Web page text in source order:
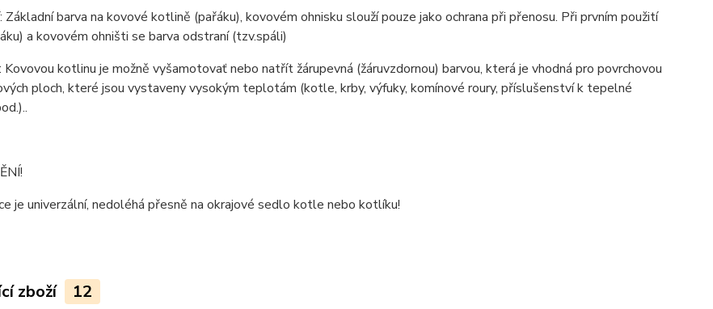
Základní barva na kovové kotlině (pařáku), kovovém ohnisku slouží pouze jako ochrana při přenosu. Při prvním použití
a kovovém ohništi se barva odstraní (tzv.spáli)
Kovovou kotlinu je možně vyšamotovať nebo natřít žárupevná (žáruvzdornou) barvou, která je vhodná pro povrchovou
ploch, které jsou vystaveny vysokým teplotám (kotle, krby, výfuky, komínové roury, příslušenství k tepelné
je univerzální, nedoléhá přesně na okrajové sedlo kotle nebo kotlíku!
zboží 12